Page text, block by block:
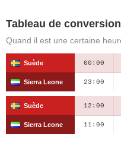
Tableau de
Quand il est une certaine
Suède 00:00
Sierra Leone 23:00
Suède 12:00
Sierra Leone 11:00